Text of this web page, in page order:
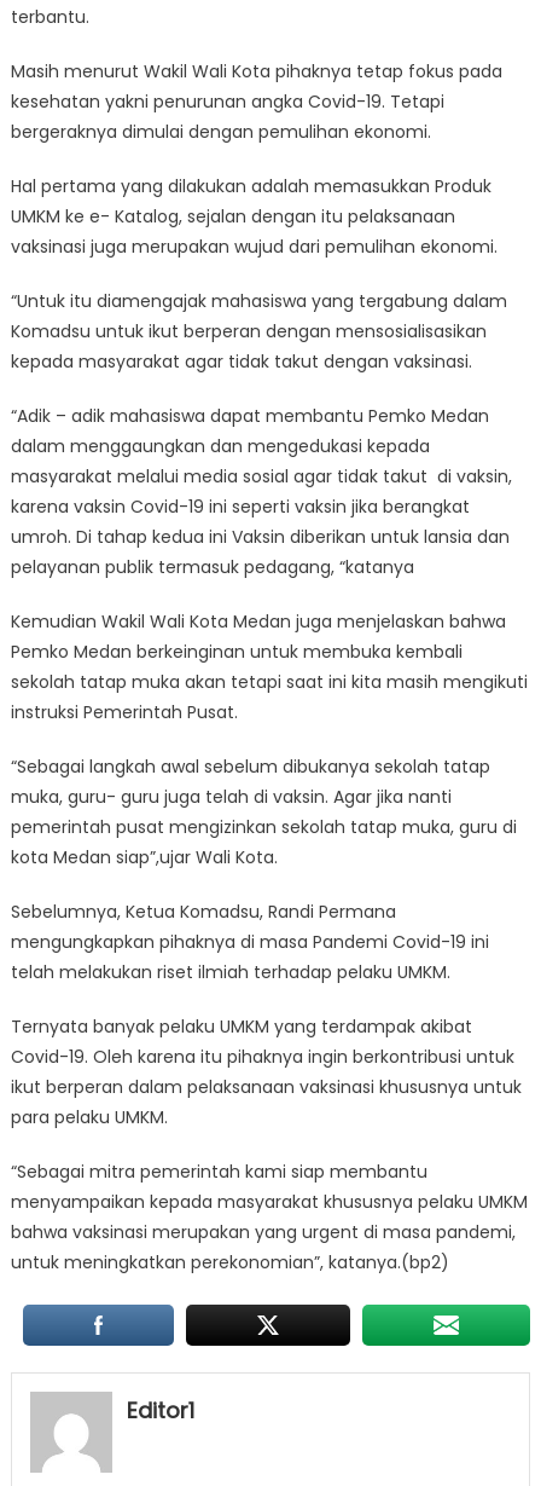
terbantu.
Masih menurut Wakil Wali Kota pihaknya tetap fokus pada
kesehatan yakni penurunan angka Covid-19. Tetapi
bergeraknya dimulai dengan pemulihan ekonomi.
Hal pertama yang dilakukan adalah memasukkan Produk
UMKM ke e- Katalog, sejalan dengan itu pelaksanaan
vaksinasi juga merupakan wujud dari pemulihan ekonomi.
“Untuk itu diamengajak mahasiswa yang tergabung dalam
Komadsu untuk ikut berperan dengan mensosialisasikan
kepada masyarakat agar tidak takut dengan vaksinasi.
“Adik – adik mahasiswa dapat membantu Pemko Medan
dalam menggaungkan dan mengedukasi kepada
masyarakat melalui media sosial agar tidak takut di vaksin,
karena vaksin Covid-19 ini seperti vaksin jika berangkat
umroh. Di tahap kedua ini Vaksin diberikan untuk lansia dan
pelayanan publik termasuk pedagang, “katanya
Kemudian Wakil Wali Kota Medan juga menjelaskan bahwa
Pemko Medan berkeinginan untuk membuka kembali
sekolah tatap muka akan tetapi saat ini kita masih mengikuti
instruksi Pemerintah Pusat.
“Sebagai langkah awal sebelum dibukanya sekolah tatap
muka, guru- guru juga telah di vaksin. Agar jika nanti
pemerintah pusat mengizinkan sekolah tatap muka, guru di
kota Medan siap”,ujar Wali Kota.
Sebelumnya, Ketua Komadsu, Randi Permana
mengungkapkan pihaknya di masa Pandemi Covid-19 ini
telah melakukan riset ilmiah terhadap pelaku UMKM.
Ternyata banyak pelaku UMKM yang terdampak akibat
Covid-19. Oleh karena itu pihaknya ingin berkontribusi untuk
ikut berperan dalam pelaksanaan vaksinasi khususnya untuk
para pelaku UMKM.
“Sebagai mitra pemerintah kami siap membantu
menyampaikan kepada masyarakat khususnya pelaku UMKM
bahwa vaksinasi merupakan yang urgent di masa pandemi,
untuk meningkatkan perekonomian”, katanya.(bp2)
Editor1